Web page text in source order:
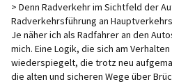
> Denn Radverkehr im Sichtfeld der
Radverkehrsführung an
Je näher ich als Radfahrer an den
mich. Eine Logik, die sich am
wiederspiegelt, die trotz neu
die alten und sicheren Wege über